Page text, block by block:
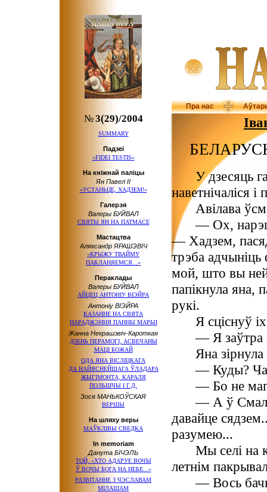
Пра нас
№3(29)/2004
SUMMARY
Падзеі
«FIDEI TESTIS»
На кніжнай паліцы
Ян Павел ІІ
«УСТАНЬЦЕ, ХАДЗЕМ!»
Галерэя
Валеры БУЙВАЛ
СВЯТЫ ЯН НА ПАТМАСЕ
Мастацтва
Аляксандр ЯРАШЭВІЧ
«КРЫЖУ ТВАЙМУ
ПАКЛАНЯЕМСЯ...»
Пераклады
Валеры БУЙВАЛ
АЙЦЕЦ АНТОНІУ ВІЭЙРА
Антоніу ВІЭЙРА
КАЗАННЕ НА СВЯТА
НАРАДЖЭННЯ ПАННЫ МАРЫІ
Жанна Некрашэвіч-Кароткая
ДЗЕНЬ ПЕРАМОГІ, АСВЕЧАНЫ
МАЦІ БОЖАЙ
ОДА ЯНА ВІСЛІЦКАГА
ДА НАЙЯСНЕЙШАГА ЎЛАДАРА
ЖЫГІМОНТА, КАРАЛЯ
ПОЛЬШЧЫ І Г.Д.
Зося МАНЬКОЎСКАЯ
ВЕРШЫ
На шляху веры
МАЎКЛІВЫ СВЕДКА
In memoriam
Данута БІЧЭЛЬ
ТОЙ, «ХТО АДАРУЕ ВОЧЫ
Ў ВОЧЫБОГА НА НЕБЕ...»
РАЗВІТАННЕ З ЧЭСЛАВАМ
МІЛАШАМ
У дзесяць
наветнічаліся і
Авілава
— Ох,
— Хадзем,
трэба адчыніць
мой, што вы
папікнула яна,
рукі.
Я сціснуў
— Я заўтра
Яна
— Куды?
— Бо не
— А ў
давайце
разумею...
Мы селі на
летнім
— Вось